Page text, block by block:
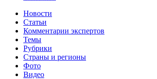
Новости
Статьи
Комментарии экспертов
Темы
Рубрики
Страны и регионы
Фото
Видео